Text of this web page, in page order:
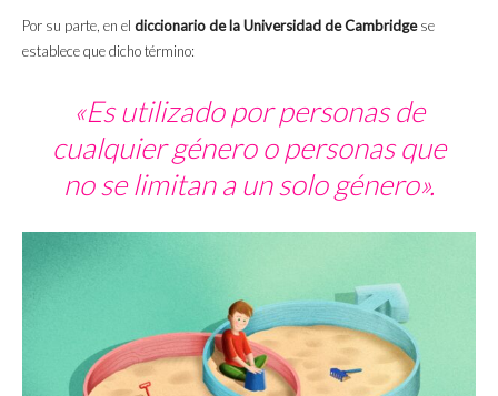
Por su parte, en el diccionario de la Universidad de Cambridgese
establece que dicho término:
«Es utilizado por personas de
cualquier género o personas que
no se limitan a un solo género».